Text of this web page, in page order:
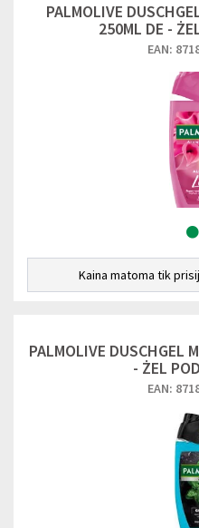
PALMOLIVE
250ML DE -
EAN:
Kaina matoma tik
PALMOLIVE DUSCHGEL
- ŻEL
EAN: